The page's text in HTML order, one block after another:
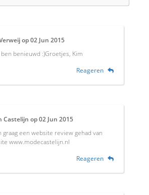
op02 Jun 2015
ben benieuwd :)Groetjes, Kim
Reageren
Castelijn op02 Jun 2015
graag een website review gehad van
www.modecastelijn.nl
Reageren